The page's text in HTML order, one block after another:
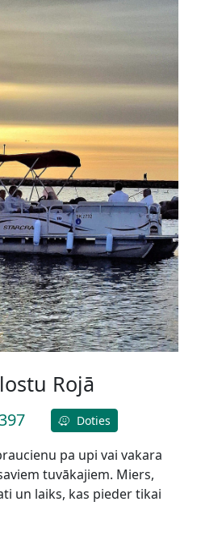
Rojā
Doties
pa upi vai vakara
tuvākajiem. Miers,
un laiks, kas pieder tikai